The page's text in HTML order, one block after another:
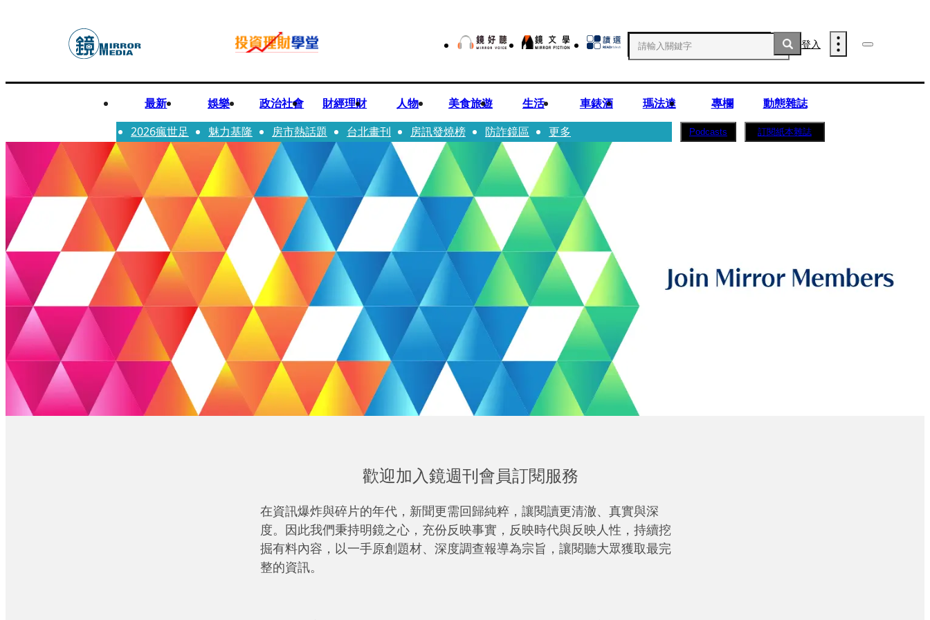
登入
最新 娛樂 政治社會 財經理財 人物 美食旅遊 生活 車錶酒 瑪法達 專欄
動態雜誌
2026瘋世足
魅力基隆 房市熱話題 台北畫刊 房訊發燒榜 防詐鏡區 更多 Podcasts 訂閱紙本雜誌
歡迎加入鏡週刊會員訂閱服務
在資訊爆炸與碎片的年代，新聞更需回歸純粹，讓閱讀更清澈、真實與深
度。因此我們秉持明鏡之心，充份反映事實，反映時代與反映人性，持續挖
掘有料內容，以一手原創題材、深度調查報導為宗旨，讓閱聽大眾獲取最完
整的資訊。